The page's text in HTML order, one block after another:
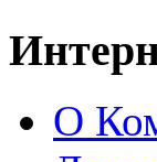
О